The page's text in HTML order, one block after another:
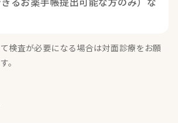
検査が必要になる場合は対面診療をお願
。